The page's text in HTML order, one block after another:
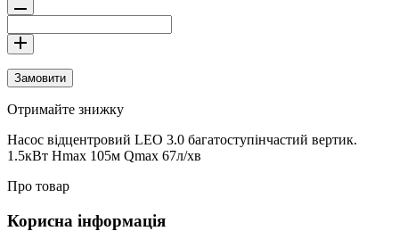
Замовити
Отримайте знижку
Насос відцентровий LEO 3.0 багатоступінчастий вертик.
1.5кВт Hmax 105м Qmax 67л/хв
Про товар
Корисна інформація